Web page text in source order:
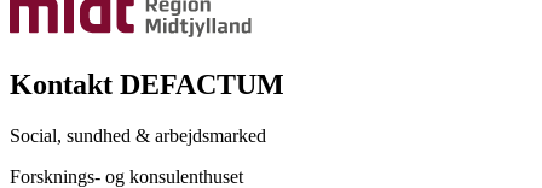
Kontakt DEFACTUM
Social, sundhed & arbejdsmarked
Forsknings- og konsulenthuset